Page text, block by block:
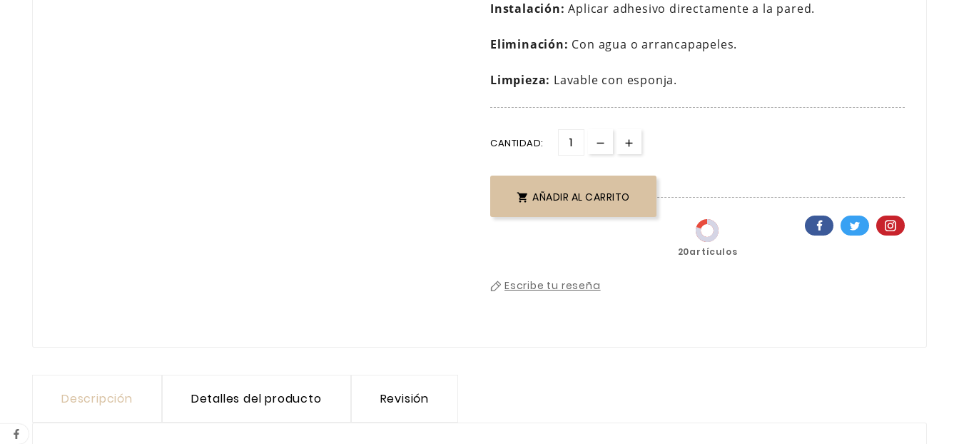
Instalación:Aplicar adhesivo directamente a la pared.
Eliminación: Con agua o arrancapapeles.
Limpieza: Lavable con esponja.
CANTIDAD:
 AÑADIR AL CARRITO
20artículos
Escribe tu reseña
Descripción Detalles del producto Revisión